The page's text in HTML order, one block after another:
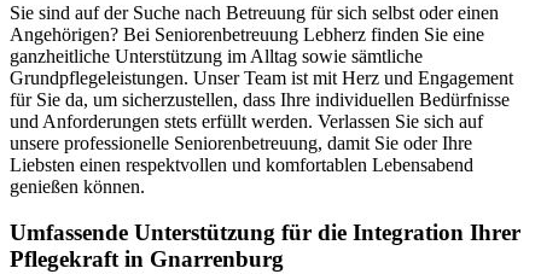
Sie sind auf der Suche nach Betreuung für sich selbst oder einen
Angehörigen? Bei Seniorenbetreuung Lebherz finden Sie eine
ganzheitliche Unterstützung im Alltag sowie sämtliche
Grundpflegeleistungen. Unser Team ist mit Herz und Engagement
für Sie da, um sicherzustellen, dass Ihre individuellen Bedürfnisse
und Anforderungen stets erfüllt werden. Verlassen Sie sich auf
unsere professionelle Seniorenbetreuung, damit Sie oder Ihre
Liebsten einen respektvollen und komfortablen Lebensabend
genießen können.
Umfassende Unterstützung für die Integration Ihrer
Pflegekraft in Gnarrenburg